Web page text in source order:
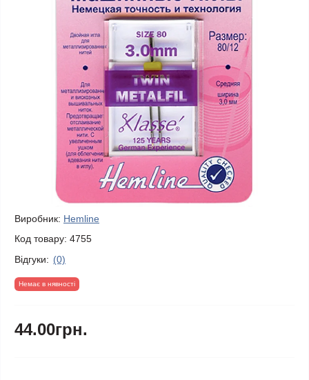
Виробник: Hemline
Код товару: 4755
Відгуки: (0)
Немає в нявності
44.00грн.